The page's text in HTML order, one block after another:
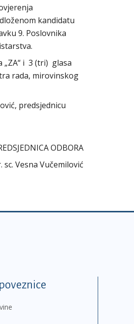
kandidatu
9. Poslovnika
„ZA“ i 3 (tri) glasa
rada, mirovinskog
predsjednicu
ODBORA
sc. Vesna Vučemilović